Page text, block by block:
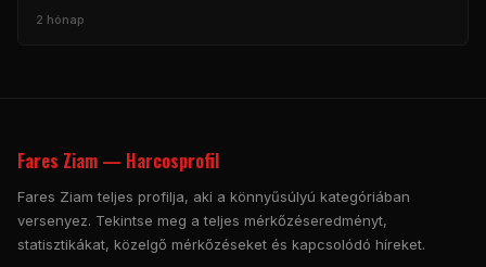
2 hónap
Fares Ziam — Harcosprofil
Fares Ziam teljes profilja, aki a könnyűsúlyú kategóriában
versenyez. Tekintse meg a teljes mérkőzéseredményt,
statisztikákat, közelgő mérkőzéseket és kapcsolódó híreket.